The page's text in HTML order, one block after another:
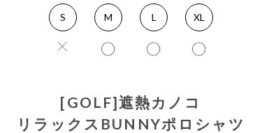
S M L XL
[GOLF]遮熱カノコ
リラックスBUNNYポロシャツ